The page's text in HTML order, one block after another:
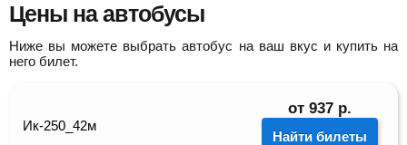
Цены на автобусы
Ниже вы можете выбрать автобус на ваш вкус и купить на
него билет.
Ик-250_42м
от 937 р.
Найти билеты